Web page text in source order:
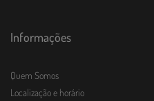
Informações
Quem Somos
Localização e horário